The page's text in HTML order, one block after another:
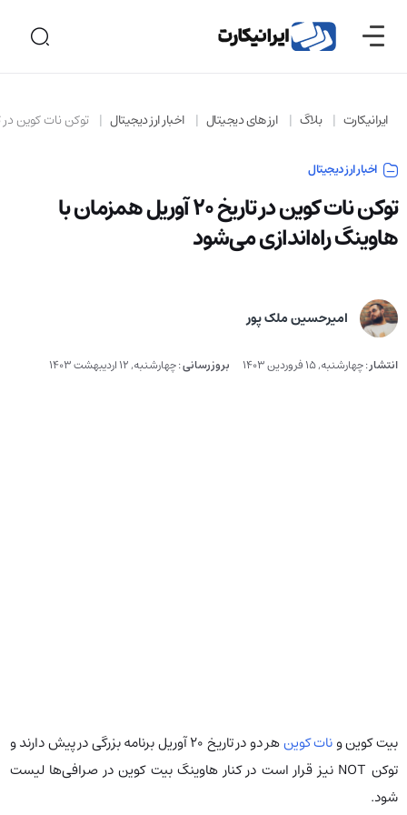
ایرانیکارت بلاگ ارز های دیجیتال اخبار ارز دیجیتال توکن نات کوین در تاریخ ۲۰ آوریل همزمان با
اخبار ارز دیجیتال
توکن نات کوین در تاریخ ۲۰ آوریل همزمان با
هاوینگ راه‌اندازی می‌شود
امیرحسین ملک پور
انتشار:چهارشنبه, 15 فروردین 1403 بروزرسانی:چهارشنبه, 12 اردیبهشت 1403
بیت کوین ونات کوین
هر دو در تاریخ ۲۰ آوریل برنامه بزرگی در پیش دارند و
توکن NOT نیز قرار است در کنار هاوینگ بیت کوین در صرافی‌ها لیست
شود.